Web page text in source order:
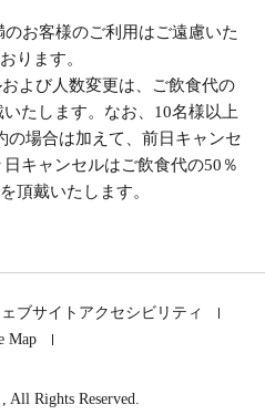
お客様のご利用はご遠慮いた
ります。
よび人数変更は、ご飲食代の
たします。なお、10名様以上
の場合は加えて、前日キャンセ
キャンセルはご飲食代の50％
頂戴いたします。
ブサイトアクセシビリティ
Map
All Rights Reserved.